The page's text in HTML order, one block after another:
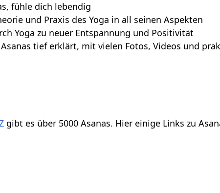
fühle dich lebendig
und Praxis des Yoga in all seinen Aspekten
Yoga zu neuer Entspannung und Positivität
tief erklärt, mit vielen Fotos, Videos und
gibt es über 5000 Asanas. Hier einige Links zu